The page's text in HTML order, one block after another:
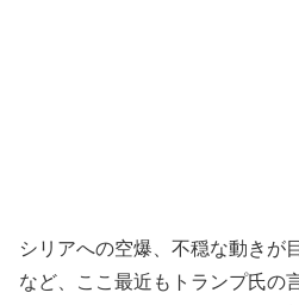
シリアへの空爆、不穏な動きが
など、ここ最近もトランプ氏の